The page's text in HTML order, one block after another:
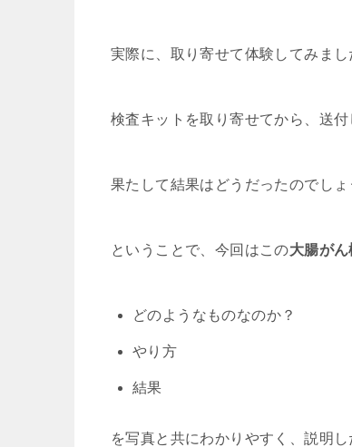
実際に、取り寄せて体験してみまし
検査キットを取り寄せてから、送
果たして結果はどうだったのでしょ
ということで、今回はこの大腸がん
どのようなものなのか？
やり方
結果
を写真と共にわかりやすく、説明し